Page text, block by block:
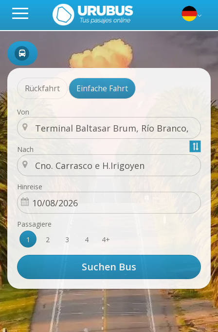
Rückfahrt Einfache Fahrt
Von
Nach
Hinreise
Passagiere
1
2 3 4 4+